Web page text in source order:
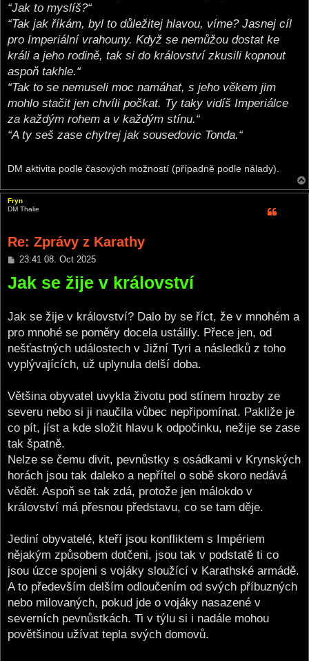
“Jak to myslíš?“
“Tak jak říkám, byl to důležitej hlavou, víme? Jasnej cíl
pro Imperiální vrahouny. Když se nemůžou dostat ke
králi a jeho rodině, tak si do království zkusili kopnout
aspoň takhle.“
“Tak to se nemuseli moc namáhat, s jeho věkem jim
mohlo stačit jen chvíli počkat. Ty taky vidíš Imperiálce
za každým rohem a v každým stínu.“
“A ty seš zase chytrej jak sousedovic Tonda.“
DM aktivita podle časových možností (případně podle nálady).
Fryn
DM Thalie
Re: Zprávy z Karathy
P
s
t
23:41 08. Oct 2025
Jak se žije v království
Jak se žije v království? Dalo by se říct, že v mnohém a
pro mnohé se poměry docela ustálily. Přece jen, od
nešťastných událostech v Jižní Tyri a následků z toho
vyplývajících, už uplynula delší doba.
Většina obyvatel uvykla životu pod stínem hrozby ze
severu nebo si ji naučila vůbec nepřipomínat. Pakliže je
co pít, jíst a kde složit hlavu k odpočinku, nežije se zase
tak špatně.
Nelze se čemu divit, pevnůstky s osádkami v Krynských
horách jsou tak daleko a nepřítel o sobě skoro nedává
vědět. Aspoň se tak zdá, protože jen málokdo v
království má přesnou představu, co se tam děje.
Jediní obyvatelé, kteří jsou konfliktem s Impériem
nějakým způsobem dotčeni, jsou tak v podstatě ti co
jsou úzce spojeni s vojáky sloužící v Karathské armádě.
A to především delším odloučením od svých příbuzných
nebo milovaných, pokud jde o vojáky nasazené v
severních pevnůstkách. Ti v týlu si i nadále mohou
povětšinou užívat tepla svých domovů.